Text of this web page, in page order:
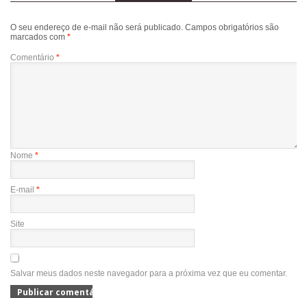
O seu endereço de e-mail não será publicado. Campos obrigatórios são
marcados com *
Comentário *
Nome *
E-mail *
Site
Salvar meus dados neste navegador para a próxima vez que eu comentar.